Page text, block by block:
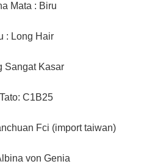
Mata : Biru
: Long Hair
Sangat Kasar
C1B25
Fci (import taiwan)
von Genia